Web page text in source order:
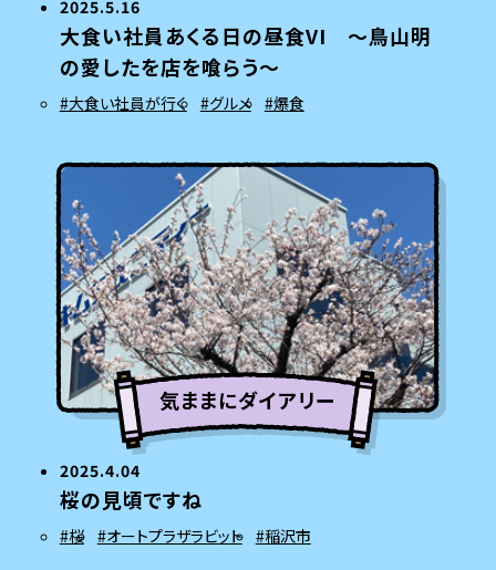
2025.5.16
大食い社員あくる日の昼食VI ～鳥山明
の愛したを店を喰らう～
#大食い社員が行く #グルメ #爆食
気ままにダイアリー
2025.4.04
桜の見頃ですね
#桜 #オートプラザラビット #稲沢市